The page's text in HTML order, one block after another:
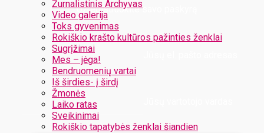
Žurnalistinis Archyvas
Video galerija
Toks gyvenimas
Rokiškio krašto kultūros pažinties ženklai
Sugrįžimai
Mes – jėga!
Bendruomenių vartai
Iš širdies- į širdį
Žmonės
Laiko ratas
Sveikinimai
Rokiškio tapatybės ženklai šiandien
Užregistruokite savo paskyrą